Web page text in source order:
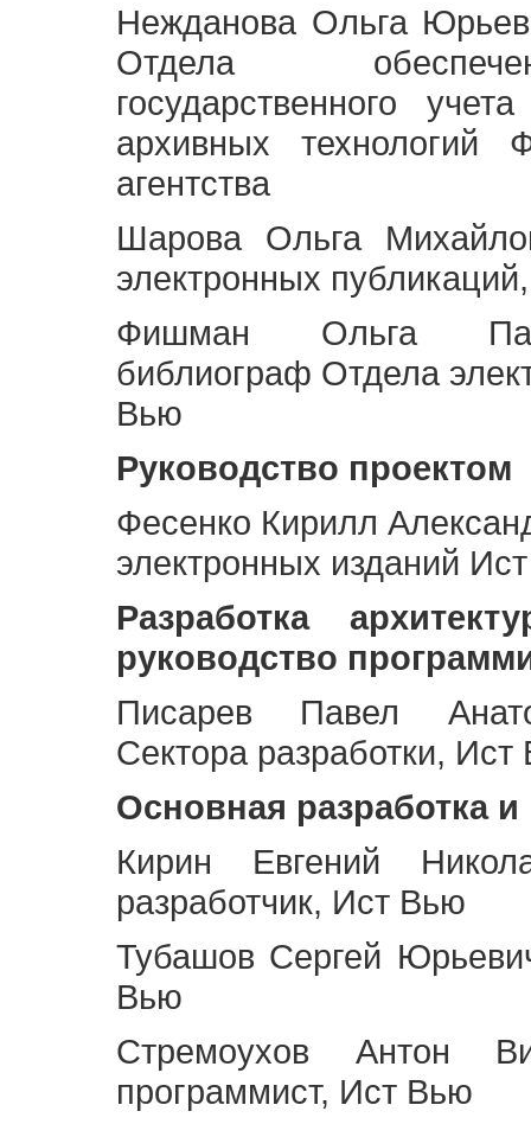
Нежданова Ольга
Отдела
государственного
архивных технологий
агентства
Шарова Ольга
электронных
Фишман Ольга
библиограф Отдела
Вью
Руководство проектом
Фесенко Кирилл
электронных изданий
Разработка
руководство
Писарев Павел
Сектора разработки,
Основная разработка
Кирин Евгений
разработчик, Ист Вью
Тубашов Сергей
Вью
Стремоухов Антон
программист, Ист Вью